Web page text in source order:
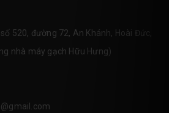
520, đường 72, An Khánh, Hoài Đức,
nhà máy gạch Hữu Hưng)